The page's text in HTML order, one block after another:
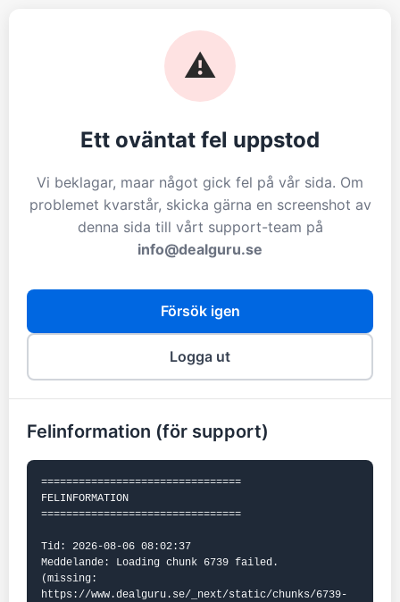
⚠️
Ett oväntat fel uppstod
Vi beklagar, maar något gick fel på vår sida. Om
problemet kvarstår, skicka gärna en screenshot av
denna sida till vårt support-team på
info@dealguru.se
Försök igen
Logga ut
Felinformation (för support)
================================
FELINFORMATION
================================
Tid: 2026-08-06 08:02:37
Meddelande: Loading chunk 6739 failed.
(missing:
https://www.dealguru.se/_next/static/chunks/6739-